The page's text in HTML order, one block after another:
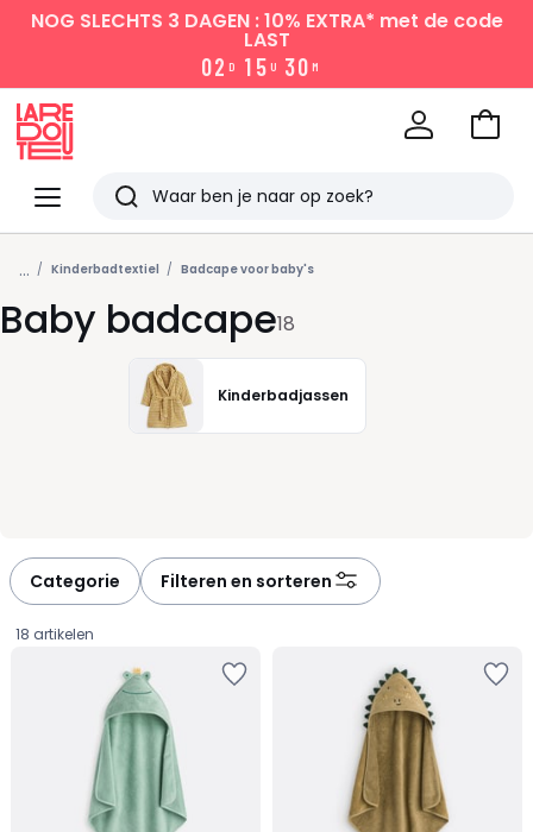
NOG SLECHTS 3 DAGEN : 10% EXTRA* met de code
LAST
02 D 1 5 U 30 M
Menu
Redoute
Zoeken
Laatst
bekeken
Naar
... Kinderbadtextiel Badcape voor baby's
Baby badcape18
Kinderbadjassen
Categorie Filteren en sorteren
18 artikelen